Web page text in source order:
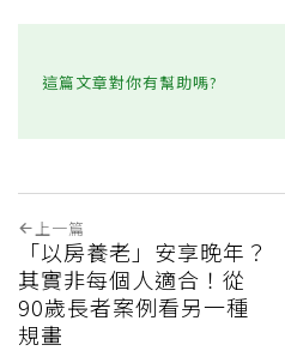
這篇文章對你有幫助嗎?
上一篇
「以房養老」安享晚年？
其實非每個人適合！從
90歲長者案例看另一種
規畫